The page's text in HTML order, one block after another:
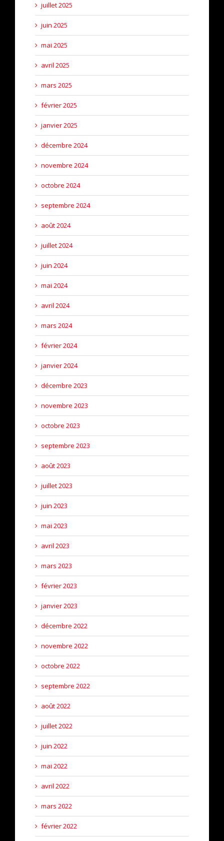
juillet 2025
juin 2025
mai 2025
avril 2025
mars 2025
février 2025
janvier 2025
décembre 2024
novembre 2024
octobre 2024
septembre 2024
août 2024
juillet 2024
juin 2024
mai 2024
avril 2024
mars 2024
février 2024
janvier 2024
décembre 2023
novembre 2023
octobre 2023
septembre 2023
août 2023
juillet 2023
juin 2023
mai 2023
avril 2023
mars 2023
février 2023
janvier 2023
décembre 2022
novembre 2022
octobre 2022
septembre 2022
août 2022
juillet 2022
juin 2022
mai 2022
avril 2022
mars 2022
février 2022